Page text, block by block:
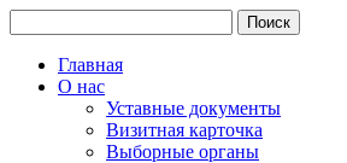
Главная
О нас
Уставные документы
Визитная карточка
Выборные органы